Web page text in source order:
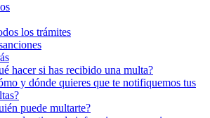
los trámites
hacer si has recibido una multa?
y dónde quieres que te notifiquemos tus
puede multarte?